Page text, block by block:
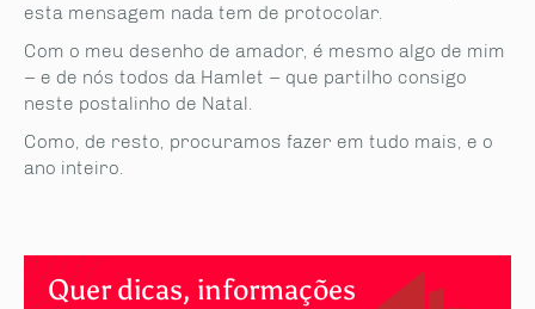
esta mensagem nada tem de protocolar.
Com o meu desenho de amador, é mesmo algo de mim
– e de nós todos da Hamlet – que partilho consigo
neste postalinho de Natal.
Como, de resto, procuramos fazer em tudo mais, e o
ano inteiro.
Quer dicas, informações